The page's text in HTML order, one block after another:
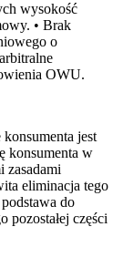
wysokość
• Brak
o
OWU.
jest
konsumenta w
zasadami
eliminacja tego
do
pozostałej części